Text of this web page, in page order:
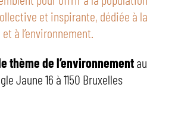
et inspirante, dédiée à la
à l’environnement.
thème de l’environnementau
Jaune 16 à 1150 Bruxelles